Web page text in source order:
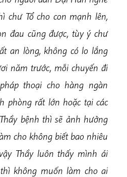
chư Tổ cho con mạnh lên,
đau cũng được, tùy ý chư
an lòng, không có lo lắng
năm trước, mỗi chuyến đi
thoại cho hàng ngàn
phòng rất lớn hoặc tại các
bệnh thì sẽ ảnh hưởng
cho không biết bao nhiêu
Thầy luôn thấy mình ái
không muốn làm cho ai